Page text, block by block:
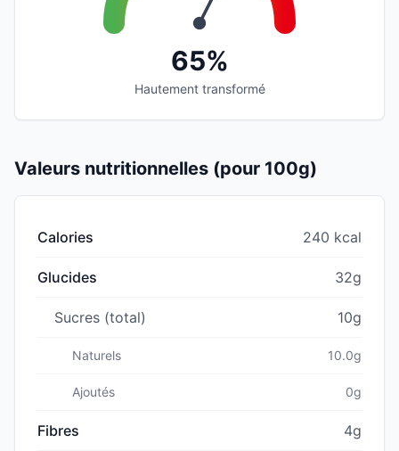
65%
Hautement transformé
Valeurs nutritionnelles (pour 100g)
Calories 240 kcal
Glucides 32g
Sucres (total) 10g
Naturels 10.0g
Ajoutés 0g
Fibres 4g